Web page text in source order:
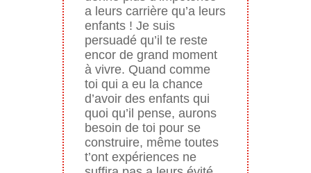
a leurs carrière qu’a leurs
enfants ! Je suis
persuadé qu’il te reste
encor de grand moment
à vivre. Quand comme
toi qui a eu la chance
d’avoir des enfants qui
quoi qu’il pense, aurons
besoin de toi pour se
construire, même toutes
t’ont expériences ne